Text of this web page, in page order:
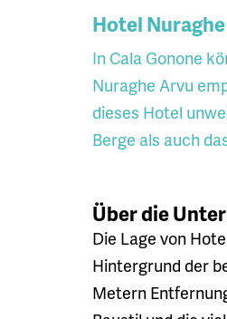
Hotel
In Cala Gonone
Nuraghe Arvu
dieses Hotel
Berge als auch
Über die
Die Lage von
Hintergrund der
Metern